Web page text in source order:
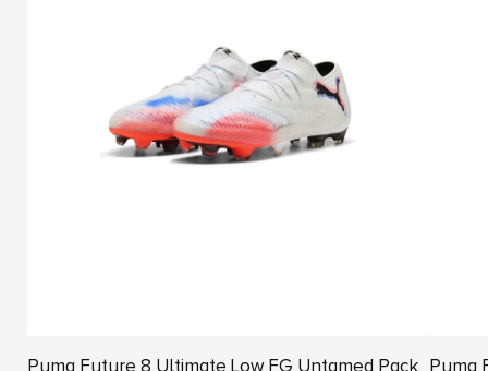
Puma Future 8 Ultimate Low FG Untamed Pack Puma